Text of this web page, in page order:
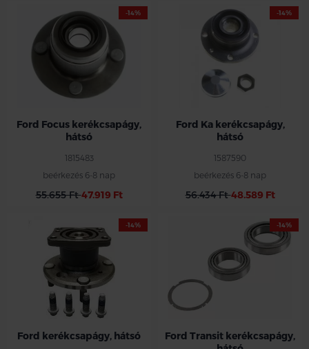
-14%
Ford Focus kerékcsapágy,
hátsó
1815483
beérkezés 6-8 nap
55.655 Ft47.919 Ft
-14%
Ford Ka kerékcsapágy,
hátsó
1587590
beérkezés 6-8 nap
56.434 Ft48.589 Ft
-14%
Ford kerékcsapágy, hátsó
-14%
Ford Transit kerékcsapágy,